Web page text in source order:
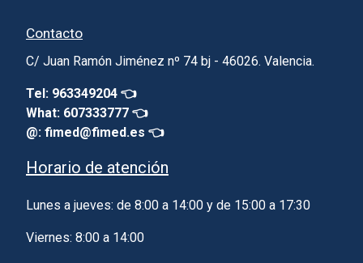
Contacto
C/ Juan Ramón Jiménez nº 74 bj - 46026. Valencia.
Tel: 963349204 👈
What: 607333777 👈
@: fimed@fimed.es 👈
Horario de atención
Lunes a jueves: de 8:00 a 14:00 y de 15:00 a 17:30
Viernes: 8:00 a 14:00